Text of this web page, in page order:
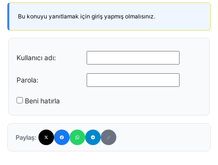
Bu konuyu yanıtlamak için giriş yapmış olmalısınız.
Kullanıcı adı:
Parola:
Beni hatırla
Paylaş: